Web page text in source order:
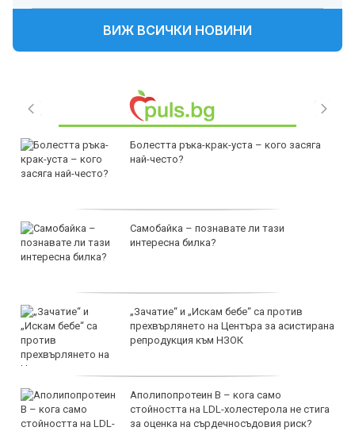
ВИЖ ВСИЧКИ НОВИНИ
Болестта ръка-крак-уста – кого засяга
най-често?
Самобайка – познавате ли тази
интересна билка?
„Зачатие“ и „Искам бебе“ са против
прехвърлянето на Центъра за асистирана
репродукция към НЗОК
Аполипопротеин B – кога само
стойността на LDL-холестерола не стига
за оценка на сърдечносъдовия риск?